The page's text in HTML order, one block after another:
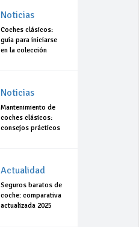
Noticias
Coches clásicos:
guía para iniciarse
en la colección
Noticias
Mantenimiento de
coches clásicos:
consejos prácticos
Actualidad
Seguros baratos de
coche: comparativa
actualizada 2025